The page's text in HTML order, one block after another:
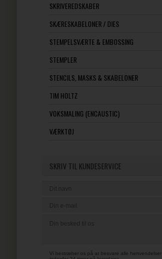
SKRIVEREDSKABER
SKÆRESKABELONER / DIES
STEMPELSVÆRTE & EMBOSSING
STEMPLER
STENCILS, MASKS & SKABELONER
TIM HOLTZ
VOKSMALING (ENCAUSTIC)
VÆRKTØJ
SKRIV TIL KUNDESERVICE
Vi bestræber os på at besvare alle henvendelser